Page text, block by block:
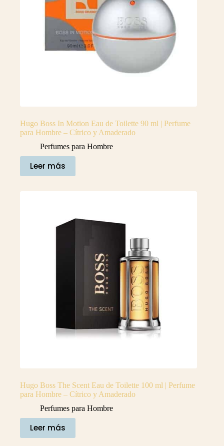
Hugo Boss In Motion Eau de Toilette 90 ml | Perfume
para Hombre – Cítrico y Amaderado
Perfumes para Hombre
Leer más
Hugo Boss The Scent Eau de Toilette 100 ml | Perfume
para Hombre – Cítrico y Amaderado
Perfumes para Hombre
Leer más